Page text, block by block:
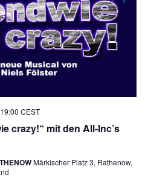
crazy!“ mit den All-Inc’s
19:00 CEST
Märkischer Platz 3, Rathenow,